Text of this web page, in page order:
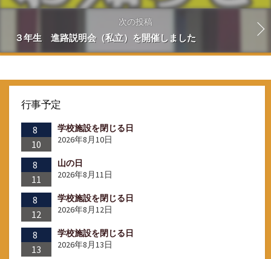
次の投稿
３年生 進路説明会（私立）を開催しました
行事予定
8
10
学校施設を閉じる日
2026年8月10日
8
11
山の日
2026年8月11日
8
12
学校施設を閉じる日
2026年8月12日
8
13
学校施設を閉じる日
2026年8月13日